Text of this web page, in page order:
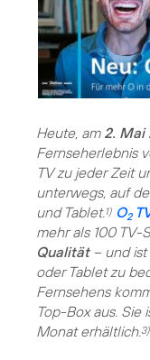
Heute, am 2. Mai
Fernseherlebnis
TV zu jeder Zeit
unterwegs, auf
und Tablet. 1) O2
mehr als 100
Qualität– und ist
oder Tablet zu
Fernsehens
Top-Box aus. Sie
Monat erhältlich. 3)